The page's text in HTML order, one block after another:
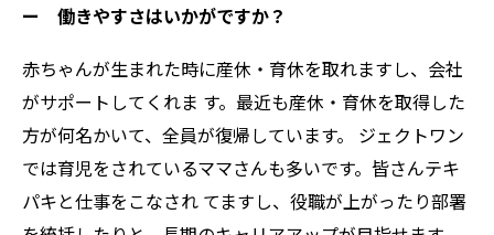
ー 働きやすさはいかがですか？
赤ちゃんが生まれた時に産休・育休を取れますし、会社
がサポートしてくれま す。最近も産休・育休を取得した
方が何名かいて、全員が復帰しています。 ジェクトワン
では育児をされているママさんも多いです。皆さんテキ
パキと仕事をこなされ てますし、役職が上がったり部署